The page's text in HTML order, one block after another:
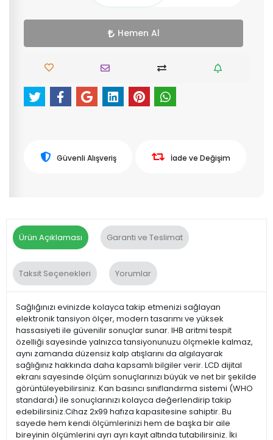
Hemen Al
Güvenli Alışveriş İade ve Değişim
Ürün Açıklaması Garanti ve Teslimat
Taksit Seçenekleri Yorumlar
Sağlığınızı evinizde kolayca takip etmenizi sağlayan
elektronik tansiyon ölçer, modern tasarımı ve yüksek
hassasiyeti ile güvenilir sonuçlar sunar. IHB aritmi tespit
özelliği sayesinde yalnızca tansiyonunuzu ölçmekle kalmaz,
aynı zamanda düzensiz kalp atışlarını da algılayarak
sağlığınız hakkında daha kapsamlı bilgiler verir. LCD dijital
ekranı sayesinde ölçüm sonuçlarınızı büyük ve net bir şekilde
görüntüleyebilirsiniz. Kan basıncı sınıflandırma sistemi (WHO
standardı) ile sonuçlarınızı kolayca değerlendirip takip
edebilirsiniz.Cihaz 2x99 hafıza kapasitesine sahiptir. Bu
sayede hem kendi ölçümlerinizi hem de başka bir aile
bireyinin ölçümlerini ayrı ayrı kayıt altında tutabilirsiniz. İki